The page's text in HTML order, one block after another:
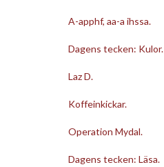
A-apphf, aa-a ihssa.
Dagens tecken: Kulor.
Laz D.
Koffeinkickar.
Operation Mydal.
Dagens tecken: Läsa.